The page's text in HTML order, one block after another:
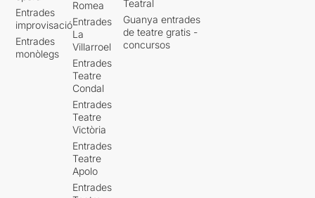
Entrades
improvisació
Entrades
monòlegs
Romea
Entrades
La
Villarroel
Entrades
Teatre
Condal
Entrades
Teatre
Victòria
Entrades
Teatre
Apolo
Entrades
Teatral
Guanya entrades
de teatre gratis -
concursos